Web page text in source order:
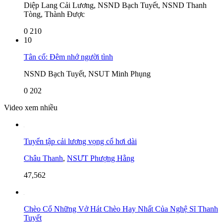
Diệp Lang Cải Lương, NSND Bạch Tuyết, NSND Thanh
Tòng, Thành Được
0 210
10
Tân cổ: Đêm nhớ người tình
NSND Bạch Tuyết, NSUT Minh Phụng
0 202
Video xem nhiều
Tuyển tập cải lương vọng cổ hơi dài
Châu Thanh, NSƯT Phượng Hằng
47,562
Chèo Cổ Những Vở Hát Chèo Hay Nhất Của Nghệ Sĩ Thanh
Tuyết